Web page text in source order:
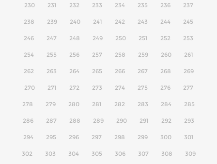
230 231 232 233 234 235 236 237
238 239 240 241 242 243 244 245
246 247 248 249 250 251 252 253
254 255 256 257 258 259 260 261
262 263 264 265 266 267 268 269
270 271 272 273 274 275 276 277
278 279 280 281 282 283 284 285
286 287 288 289 290 291 292 293
294 295 296 297 298 299 300 301
302 303 304 305 306 307 308 309